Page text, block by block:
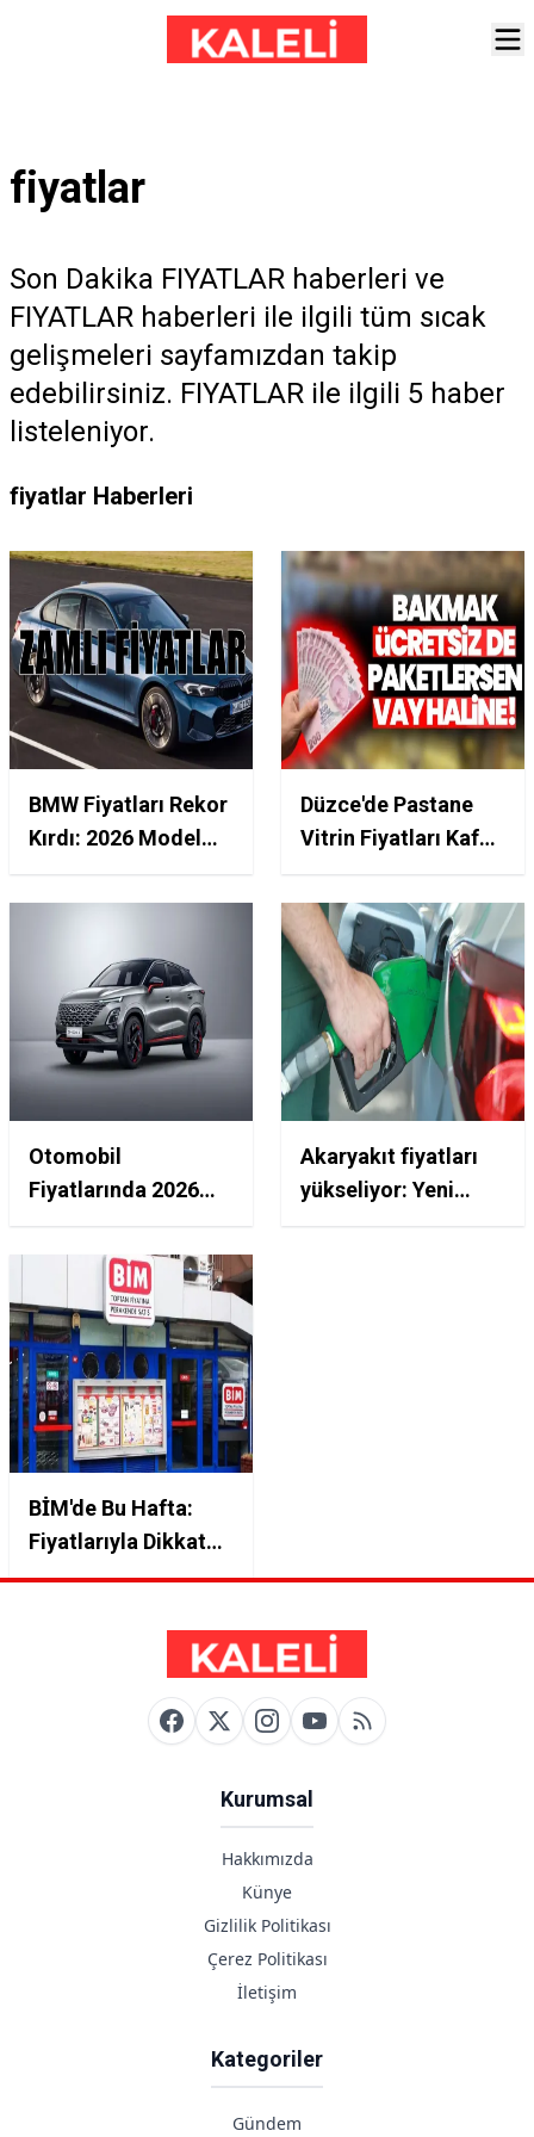
fiyatlar
Son Dakika FIYATLAR haberleri ve
FIYATLAR haberleri ile ilgili tüm sıcak
gelişmeleri sayfamızdan takip
edebilirsiniz. FIYATLAR ile ilgili 5 haber
listeleniyor.
fiyatlar Haberleri
BMW Fiyatları Rekor
Kırdı: 2026 Model
X1'den 7 Serisi'ne
Kadar Fiyatlar!
Düzce'de Pastane
Vitrin Fiyatları Kafa
Karıştırıyor: Pasta
340 TL, Sütlü Tatlı
600 TL!
Otomobil
Fiyatlarında 2026
Yılında Büyük
Değişim: Markalar
Zamları Nihayet
Açıkladı
Akaryakıt fiyatları
yükseliyor: Yeni
güncelleme
BİM'de Bu Hafta:
Fiyatlarıyla Dikkat
Çeken Ürünler
Kurumsal
Hakkımızda
Künye
Gizlilik Politikası
Çerez Politikası
İletişim
Kategoriler
Gündem